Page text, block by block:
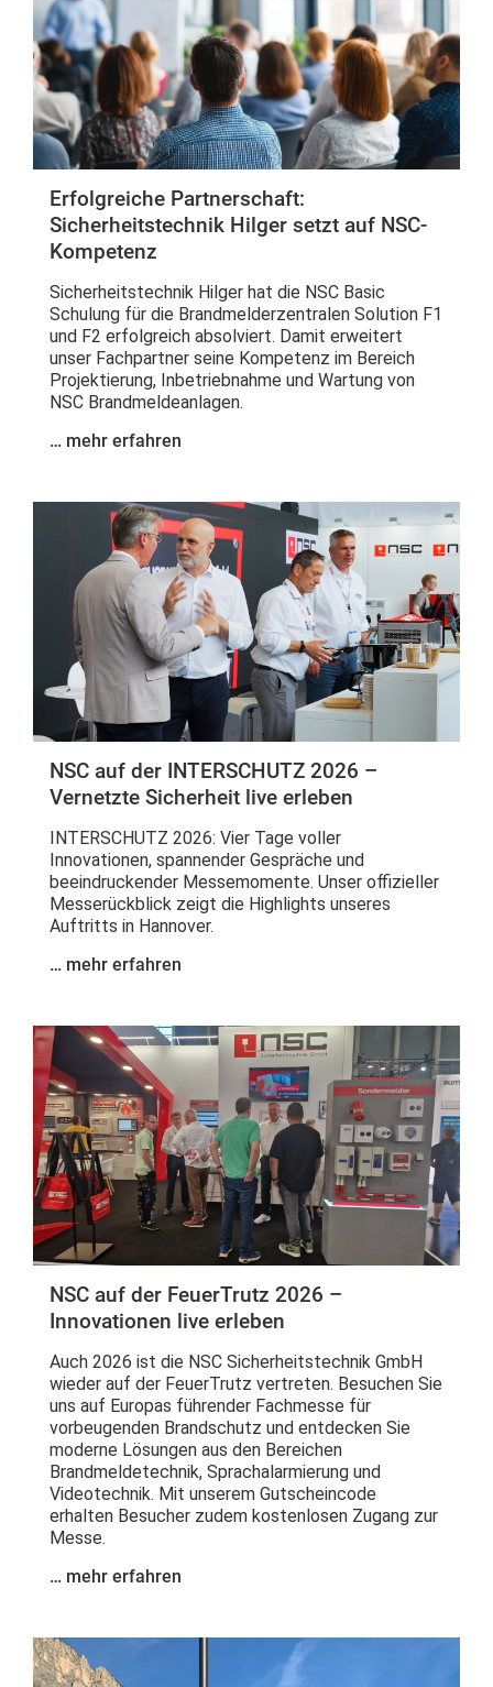
Erfolgreiche Partnerschaft:
Sicherheitstechnik Hilger setzt auf NSC-
Kompetenz
Sicherheitstechnik Hilger hat die NSC Basic
Schulung für die Brandmelderzentralen Solution F1
und F2 erfolgreich absolviert. Damit erweitert
unser Fachpartner seine Kompetenz im Bereich
Projektierung, Inbetriebnahme und Wartung von
NSC Brandmeldeanlagen.
… mehr erfahren
NSC auf der INTERSCHUTZ 2026 –
Vernetzte Sicherheit live erleben
INTERSCHUTZ 2026: Vier Tage voller
Innovationen, spannender Gespräche und
beeindruckender Messemomente. Unser offizieller
Messerückblick zeigt die Highlights unseres
Auftritts in Hannover.
… mehr erfahren
NSC auf der FeuerTrutz 2026 –
Innovationen live erleben
Auch 2026 ist die NSC Sicherheitstechnik GmbH
wieder auf der FeuerTrutz vertreten. Besuchen Sie
uns auf Europas führender Fachmesse für
vorbeugenden Brandschutz und entdecken Sie
moderne Lösungen aus den Bereichen
Brandmeldetechnik, Sprachalarmierung und
Videotechnik. Mit unserem Gutscheincode
erhalten Besucher zudem kostenlosen Zugang zur
Messe.
… mehr erfahren